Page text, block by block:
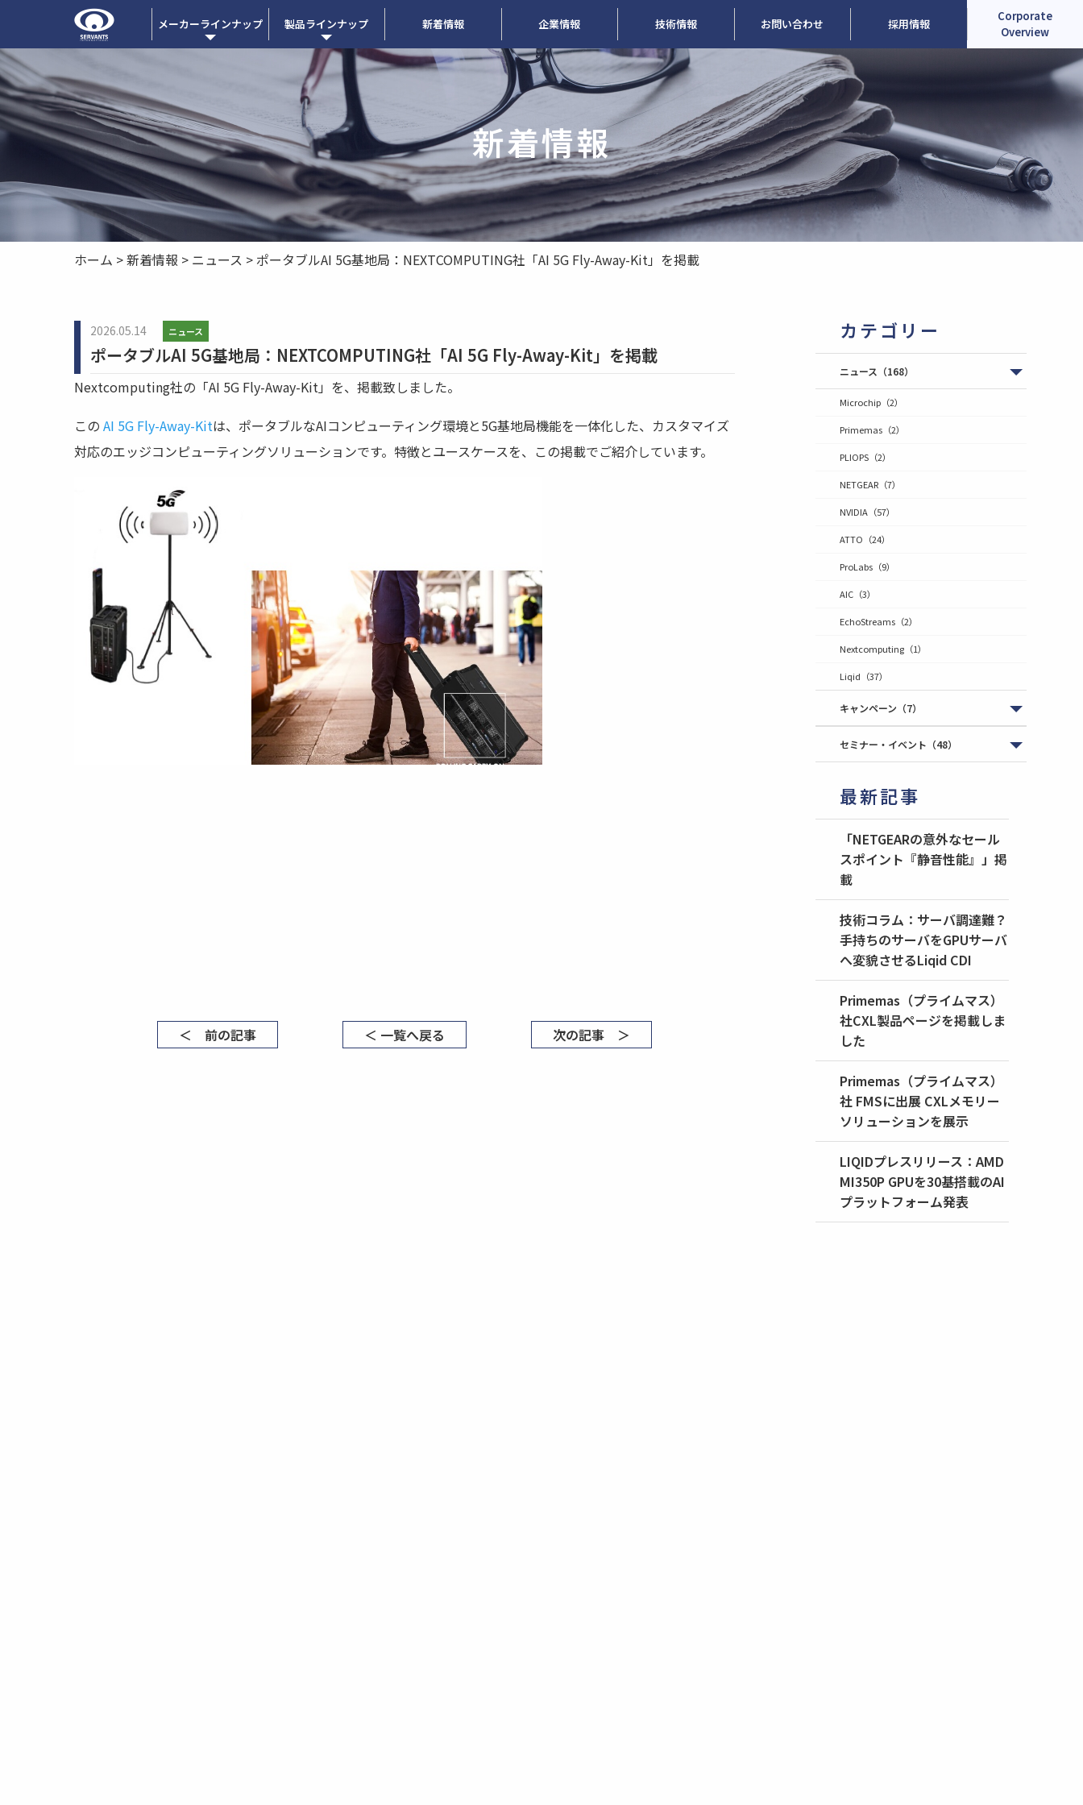
メーカーラインナップ 製品ラインナップ 新着情報 企業情報 技術情報 お問い合わせ 採用情報
Corporate
Overview
新着情報
ホーム >新着情報 > ニュース > ポータブルAI 5G基地局：NEXTCOMPUTING社「AI 5G Fly-Away-Kit」を掲載
カテゴリー
ニュース （168）
Microchip （2）
Primemas （2）
PLIOPS （2）
NETGEAR （7）
NVIDIA （57）
ATTO （24）
ProLabs （9）
AIC （3）
EchoStreams （2）
Nextcomputing （1）
Liqid （37）
キャンペーン （7）
セミナー・イベント （48）
2026.05.14 ニュース
ポータブルAI 5G基地局：NEXTCOMPUTING社「AI 5G Fly-Away-Kit」を掲載
Nextcomputing社の「AI 5G Fly-Away-Kit」を、掲載致しました。
この AI 5G Fly-Away-Kitは、ポータブルなAIコンピューティング環境と5G基地局機能を一体化した、カスタマイズ
対応のエッジコンピューティングソリューションです。特徴とユースケースを、この掲載でご紹介しています。
＜ 前の記事 ＜ 一覧へ戻る 次の記事 ＞
最新記事
「NETGEARの意外なセール
スポイント『静音性能』」掲
載
技術コラム：サーバ調達難？
手持ちのサーバをGPUサーバ
へ変貌させるLiqid CDI
Primemas（プライムマス）
社CXL製品ページを掲載しま
した
Primemas（プライムマス）
社 FMSに出展 CXLメモリー
ソリューションを展示
LIQIDプレスリリース：AMD
MI350P GPUを30基搭載のAI
プラットフォーム発表